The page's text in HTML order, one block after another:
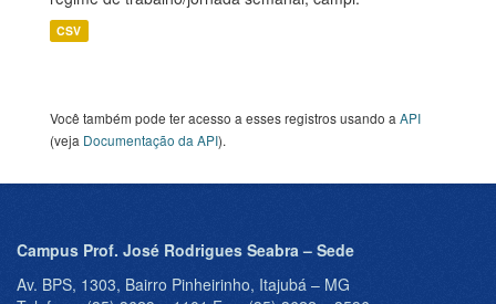
CSV
Você também pode ter acesso a esses registros usando a API
(veja Documentação da API).
Campus Prof. José Rodrigues Seabra – Sede
Av. BPS, 1303, Bairro Pinheirinho, Itajubá – MG